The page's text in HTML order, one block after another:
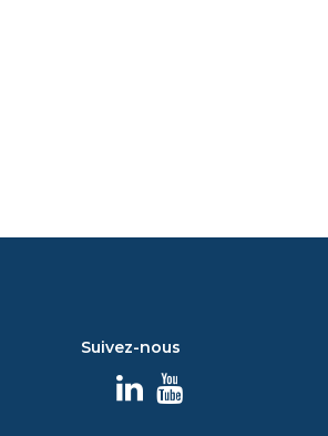
Suivez-nous